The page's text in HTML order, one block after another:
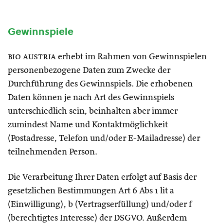
Gewinnspiele
bio austria erhebt im Rahmen von Gewinnspielen
personenbezogene Daten zum Zwecke der
Durchführung des Gewinnspiels. Die erhobenen
Daten können je nach Art des Gewinnspiels
unterschiedlich sein, beinhalten aber immer
zumindest Name und Kontaktmöglichkeit
(Postadresse, Telefon und/oder E-Mailadresse) der
teilnehmenden Person.
Die Verarbeitung Ihrer Daten erfolgt auf Basis der
gesetzlichen Bestimmungen Art 6 Abs 1 lit a
(Einwilligung), b (Vertragserfüllung) und/oder f
(berechtigtes Interesse) der DSGVO. Außerdem